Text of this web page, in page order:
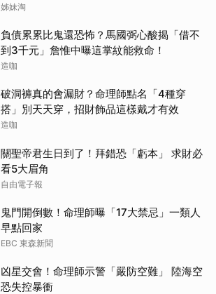
姊妹淘
負債累累比鬼還恐怖？馬國弼心酸揭「借不
到3千元」詹惟中曝這掌紋能救命！
造咖
破洞褲真的會漏財？命理師點名「4種穿
搭」別天天穿，招財飾品這樣戴才有效
造咖
關聖帝君生日到了！拜錯恐「虧本」 求財必
看5大眉角
自由電子報
鬼門開倒數！命理師曝「17大禁忌」一類人
早點回家
EBC 東森新聞
凶星交會！命理師示警「嚴防空難」 陸海空
恐失控暴衝